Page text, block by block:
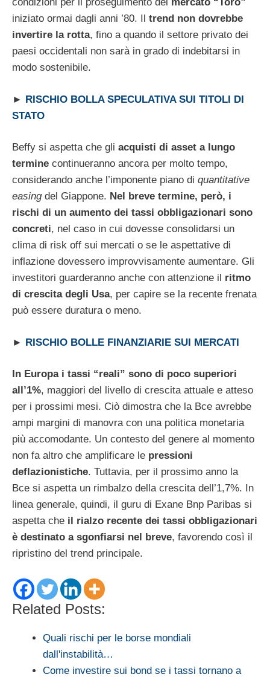
condizioni per il proseguimento del mercato “Toro”
iniziato ormai dagli anni ’80. Il trend non dovrebbe
invertire la rotta, fino a quando il settore privato dei
paesi occidentali non sarà in grado di indebitarsi in
modo sostenibile.
► RISCHIO BOLLA SPECULATIVA SUI TITOLI DI
STATO
Beffy si aspetta che gli acquisti di asset a lungo
termine continueranno ancora per molto tempo,
considerando anche l’imponente piano di quantitative
easing del Giappone. Nel breve termine, però, i
rischi di un aumento dei tassi obbligazionari sono
concreti, nel caso in cui dovesse consolidarsi un
clima di risk off sui mercati o se le aspettative di
inflazione dovessero improvvisamente aumentare. Gli
investitori guarderanno anche con attenzione il ritmo
di crescita degli Usa, per capire se la recente frenata
può essere duratura o meno.
► RISCHIO BOLLE FINANZIARIE SUI MERCATI
In Europa i tassi “reali” sono di poco superiori
all’1%, maggiori del livello di crescita attuale e atteso
per i prossimi mesi. Ciò dimostra che la Bce avrebbe
ampi margini di manovra con una politica monetaria
più accomodante. Un contesto del genere al momento
non fa altro che amplificare le pressioni
deflazionistiche. Tuttavia, per il prossimo anno la
Bce si aspetta un rimbalzo della crescita dell’1,7%. In
linea generale, quindi, il guru di Exane Bnp Paribas si
aspetta che il rialzo recente dei tassi obbligazionari
è destinato a sgonfiarsi nel breve, favorendo così il
ripristino del trend principale.
Related Posts:
Quali rischi per le borse mondiali
dall'instabilità…
Come investire sui bond se i tassi tornano a